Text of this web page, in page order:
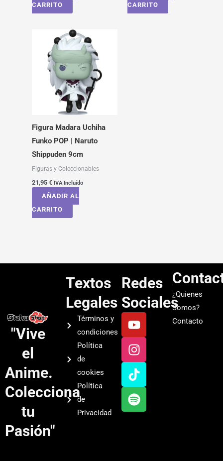
CARRITO
CARRITO
Figura Madara Uchiha
Funko POP | Naruto
Shippuden 9cm
Figuras y Coleccionables
21,95 € IVA Incluído
AÑADIR AL
CARRITO
"Vive
el
Anime.
Colecciona
tu
Pasión"
Textos
Legales
Términos y
condiciones
Política
de
cookies
Política
de
Privacidad
Redes
Sociales
Y
o
u
t
u
b
e
I
n
s
t
a
g
r
a
T
i
k
t
o
k
S
p
o
t
i
f
y
¿Quienes
Somos?
Contacto